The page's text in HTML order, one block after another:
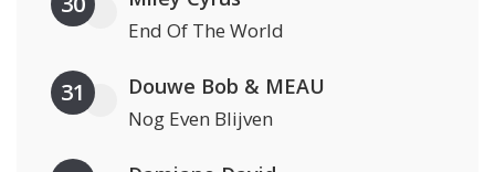
End Of The World
31 Douwe Bob & MEAU
Nog Even Blijven